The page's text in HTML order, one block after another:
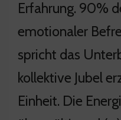
Erfahrung. 90%
emotionaler
spricht das
kollektive Jubel
Einheit. Die